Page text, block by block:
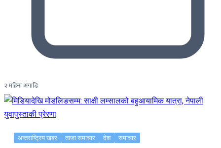
२ महिना अगाडि
अन्तराष्ट्रिय खबर ताजा समाचार देश समाचार